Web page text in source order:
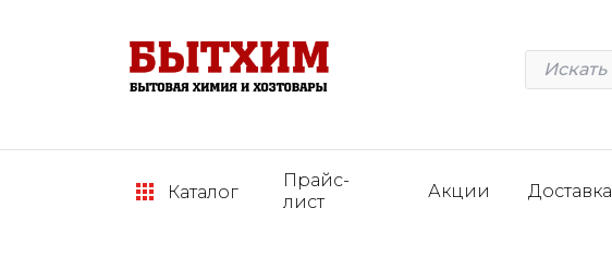
Каталог
Прайс-
лист
Акции Доставка